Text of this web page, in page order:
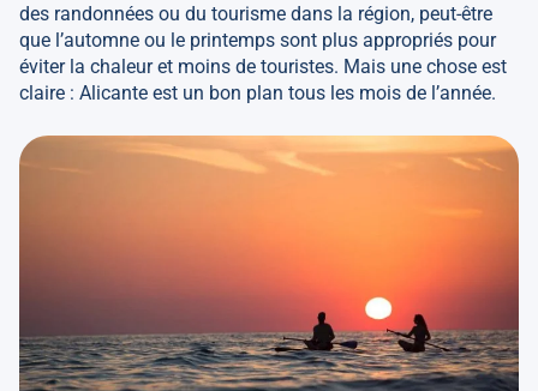
des randonnées ou du tourisme dans la région, peut-être
que l’automne ou le printemps sont plus appropriés pour
éviter la chaleur et moins de touristes. Mais une chose est
claire : Alicante est un bon plan tous les mois de l’année.